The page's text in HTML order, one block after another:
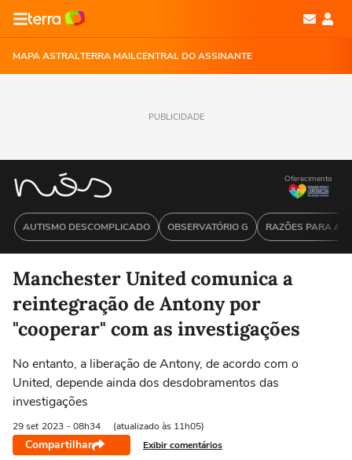
MAPA ASTRALTERRA MAILCENTRAL DO ASSINANTE
PUBLICIDADE
AUTISMO DESCOMPLICADO OBSERVATÓRIO G RAZÕES PARA
Oferecimento
Manchester United comunica a
reintegração de Antony por
"cooperar" com as investigações
No entanto, a liberação de Antony, de acordo com o
United, depende ainda dos desdobramentos das
investigações
29 set 2023 - 08h34 (atualizado às 11h05)
Compartilhar Exibir comentários